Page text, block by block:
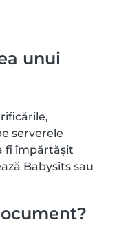
unui
serverele
fi împărtășit
Babysits sau